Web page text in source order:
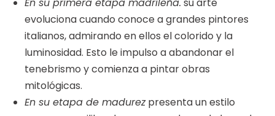
En su primera etapa madrileña. su arte
evoluciona cuando conoce a grandes pintores
italianos, admirando en ellos el colorido y la
luminosidad. Esto le impulso a abandonar el
tenebrismo y comienza a pintar obras
mitológicas.
En su etapa de madurezpresenta un estilo